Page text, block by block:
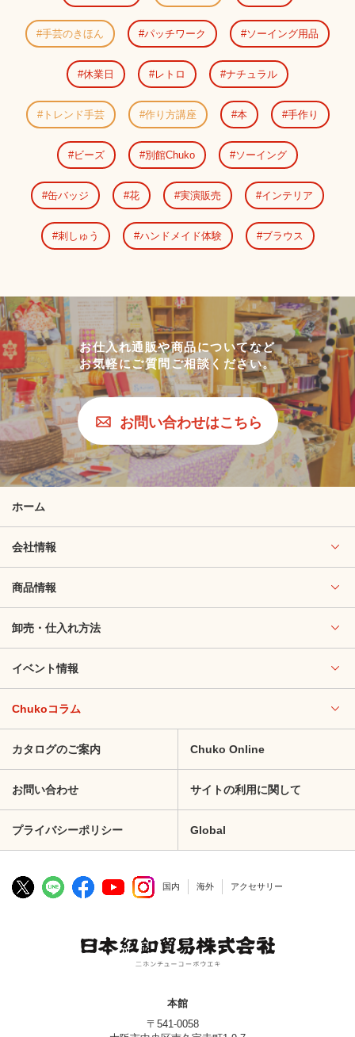
手芸のきほん パッチワーク ソーイング用品
休業日 レトロ ナチュラル
トレンド手芸 作り方講座 本 手作り
ビーズ 別館Chuko ソーイング
缶バッジ 花 実演販売 インテリア
刺しゅう ハンドメイド体験 ブラウス
お仕入れ通販や商品についてなど
お気軽にご質問ご相談ください。
お問い合わせはこちら
ホーム
会社情報
商品情報
卸売・仕入れ方法
イベント情報
Chukoコラム
カタログのご案内 Chuko Online
お問い合わせ サイトの利用に関して
プライバシーポリシー Global
国内 海外 アクセサリー
本館
〒541-0058